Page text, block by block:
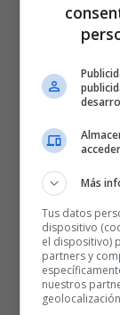
Más
Tus datos
dispositivo
el dispositivo)
partners y
nuestros